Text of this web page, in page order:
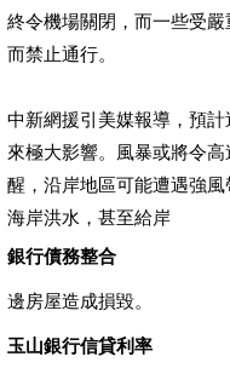
終令機場關閉，而一些受
而禁止通行。
中新網援引美媒報導，預
來極大影響。風暴或將令
醒，沿岸地區可能遭遇強
海岸洪水，甚至給岸
銀行債務整合
邊房屋造成損毀。
玉山銀行信貸利率